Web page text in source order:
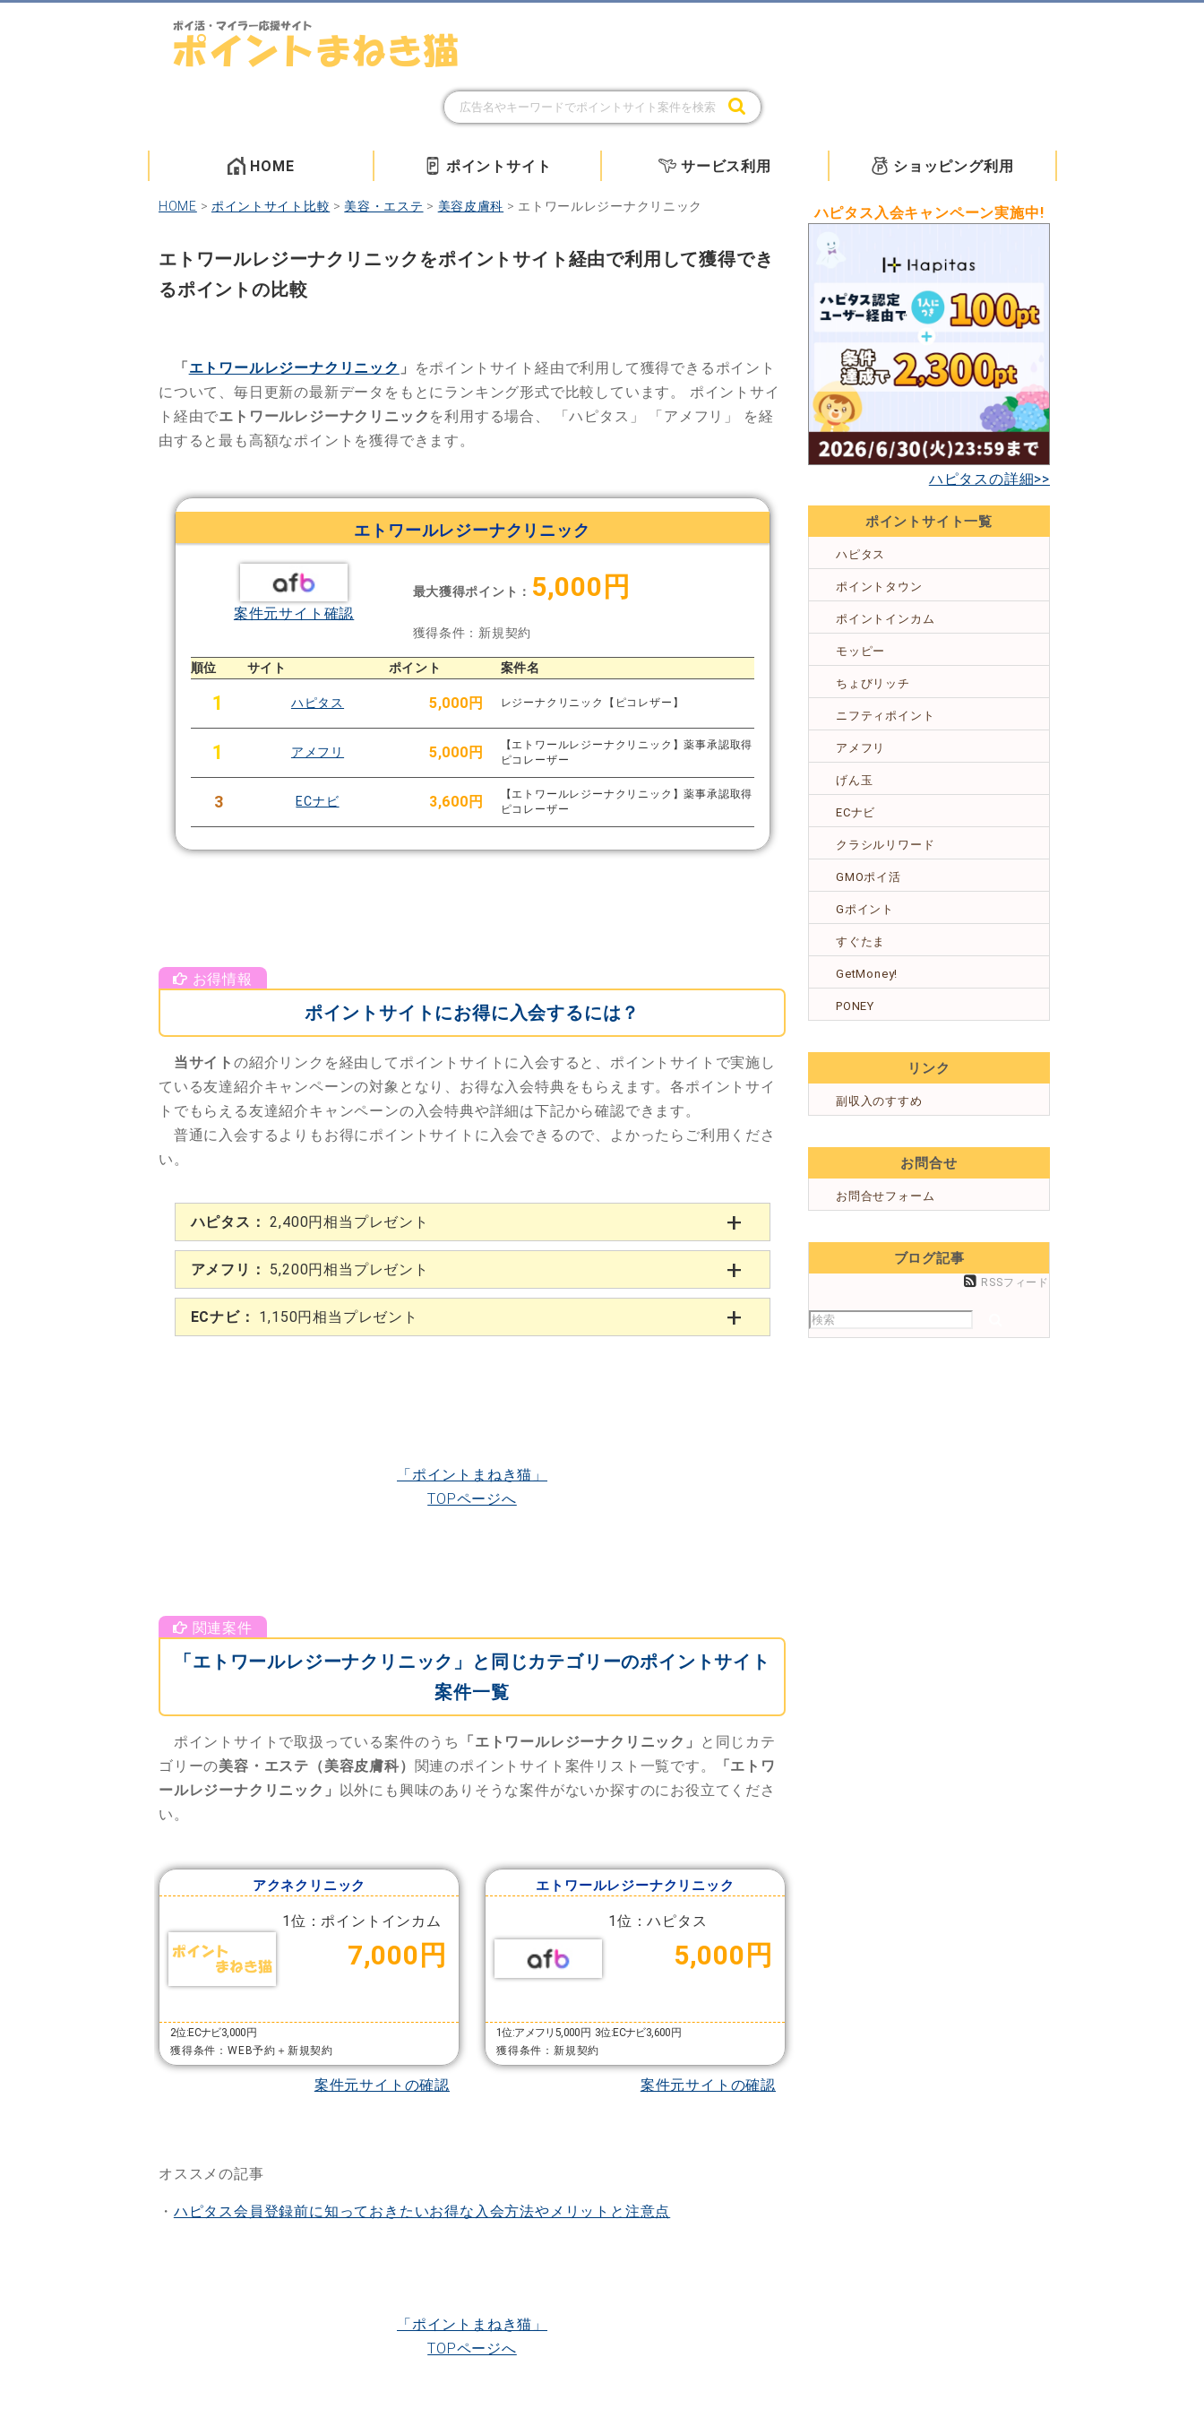
HOME ポイントサイト サービス利用 ショッピング利用
HOME > ポイントサイト比較 > 美容・エステ > 美容皮膚科 > エトワールレジーナクリニック
エトワールレジーナクリニックをポイントサイト経由で利用して獲得でき
るポイントの比較
「エトワールレジーナクリニック 」
をポイントサイト経由で利用して獲得できるポイント
について、毎日更新の最新データをもとにランキング形式で比較しています。 ポイントサイ
ト経由でエトワールレジーナクリニック を利用する場合、 「ハピタス」 「アメフリ」
を経
由すると最も高額なポイントを獲得できます。
エトワールレジーナクリニック
案件元サイト確認
最大獲得ポイント： 5,000円
獲得条件：新規契約
順位 サイト ポイント 案件名
1 ハピタス 5,000円 レジーナクリニック【ピコレザー】
1 アメフリ 5,000円
【エトワールレジーナクリニック】薬事承認取得
ピコレーザー
3 ECナビ 3,600円
【エトワールレジーナクリニック】薬事承認取得
ピコレーザー
ポイントサイトにお得に入会するには？
当サイトの紹介リンクを経由してポイントサイトに入会すると、ポイントサイトで実施し
ている友達紹介キャンペーンの対象となり、お得な入会特典をもらえます。各ポイントサイ
トでもらえる友達紹介キャンペーンの入会特典や詳細は下記から確認できます。
普通に入会するよりもお得にポイントサイトに入会できるので、よかったらご利用くださ
い。
ハピタス： 2,400円相当プレゼント
アメフリ： 5,200円相当プレゼント
ECナビ： 1,150円相当プレゼント
「ポイントまねき猫」
TOPページへ
「エトワールレジーナクリニック」と同じカテゴリーのポイントサイト
案件一覧
ポイントサイトで取扱っている案件のうち 「エトワールレジーナクリニック」
と同じカテ
ゴリーの美容・エステ（美容皮膚科） 関連のポイントサイト案件リスト一覧です。
「エトワ
ールレジーナクリニック」
以外にも興味のありそうな案件がないか探すのにお役立てくださ
い。
アクネクリニック
1位：ポイントインカム
7,000円
2位:ECナビ3,000円
獲得条件：WEB予約＋新規契約
案件元サイトの確認
エトワールレジーナクリニック
1位：ハピタス
5,000円
1位:アメフリ5,000円 3位:ECナビ3,600円
獲得条件：新規契約
案件元サイトの確認
オススメの記事
・ ハピタス会員登録前に知っておきたいお得な入会方法やメリットと注意点
「ポイントまねき猫」
TOPページへ
ハピタス入会キャンペーン実施中!
ハピタスの詳細>>
ポイントサイト一覧
ハピタス
ポイントタウン
ポイントインカム
モッピー
ちょびリッチ
ニフティポイント
アメフリ
げん玉
ECナビ
クラシルリワード
GMOポイ活
Gポイント
すぐたま
GetMoney!
PONEY
リンク
副収入のすすめ
お問合せ
お問合せフォーム
ブログ記事
RSSフィード